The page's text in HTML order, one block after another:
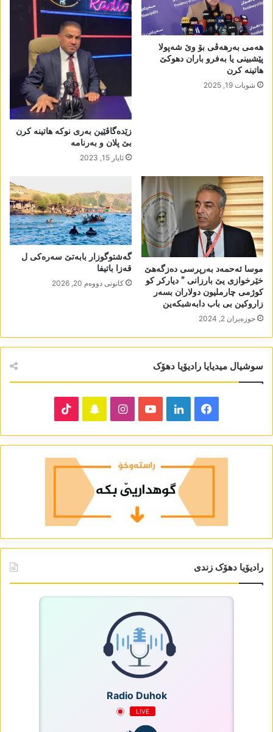
ھەمی بەرھەڤی بۆ وێ شەپولا
پێشبینی یا بەفرو باران دھوکێ
ھاتینە کرن
شوبات 19, 2025
زێدەگاڤێین بەری نوکە ھاتینە کرن
بێ پلان و بەرنامە
ئایار 15, 2023
موسا ئەحمەد بەرپرسی دەزگەھێ
خێرخوازی یێ بارزانی ” دیارکر کو
کوژمی چارملیون دولاران بسەر
زاروکین بی باب دابەشبکەین
حوزه‌یران 2, 2024
گەشتوگوزار بابەتێ سەرەکی ل
قەزا باتیفا
كانونی دووه‌م 20, 2026
سوشیال میدیایا رادیۆیا دھۆک
Facebook
LinkedIn
YouTube
Instagram
Snapchat
رادیۆیا دھۆک زندی
Radio Duhok
LIVE